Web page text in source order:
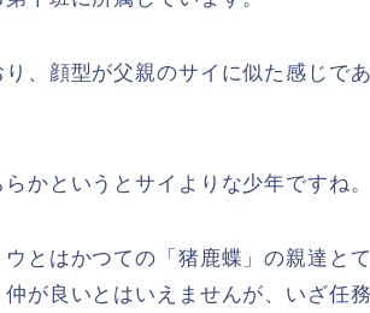
、顔型が父親のサイに似た感じで
かというとサイよりな少年ですね。
とはかつての「猪鹿蝶」の親達とて
が良いとはいえませんが、いざ任